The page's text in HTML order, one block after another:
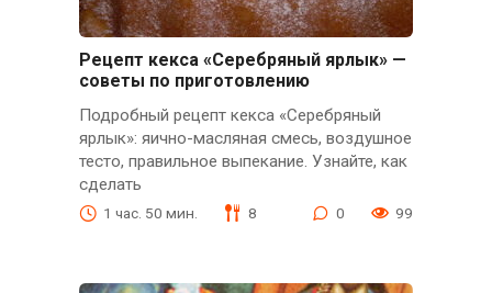
Рецепт кекса «Серебряный ярлык» —
советы по приготовлению
Подробный рецепт кекса «Серебряный
ярлык»: яично-масляная смесь, воздушное
тесто, правильное выпекание. Узнайте, как
сделать
1 час. 50 мин. 8 0 99